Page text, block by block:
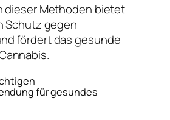
dieser Methoden bietet
Schutz gegen
fördert das gesunde
für gesundes